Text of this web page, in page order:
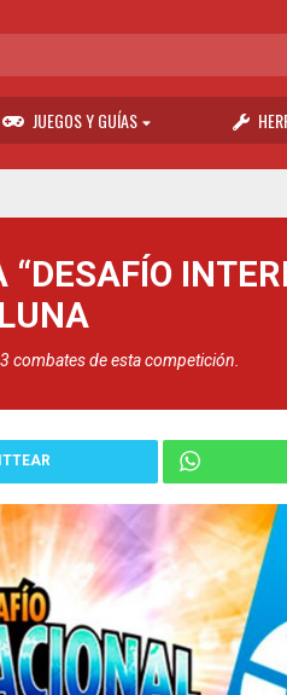
JUEGOS Y GUÍAS
combates de esta competición.